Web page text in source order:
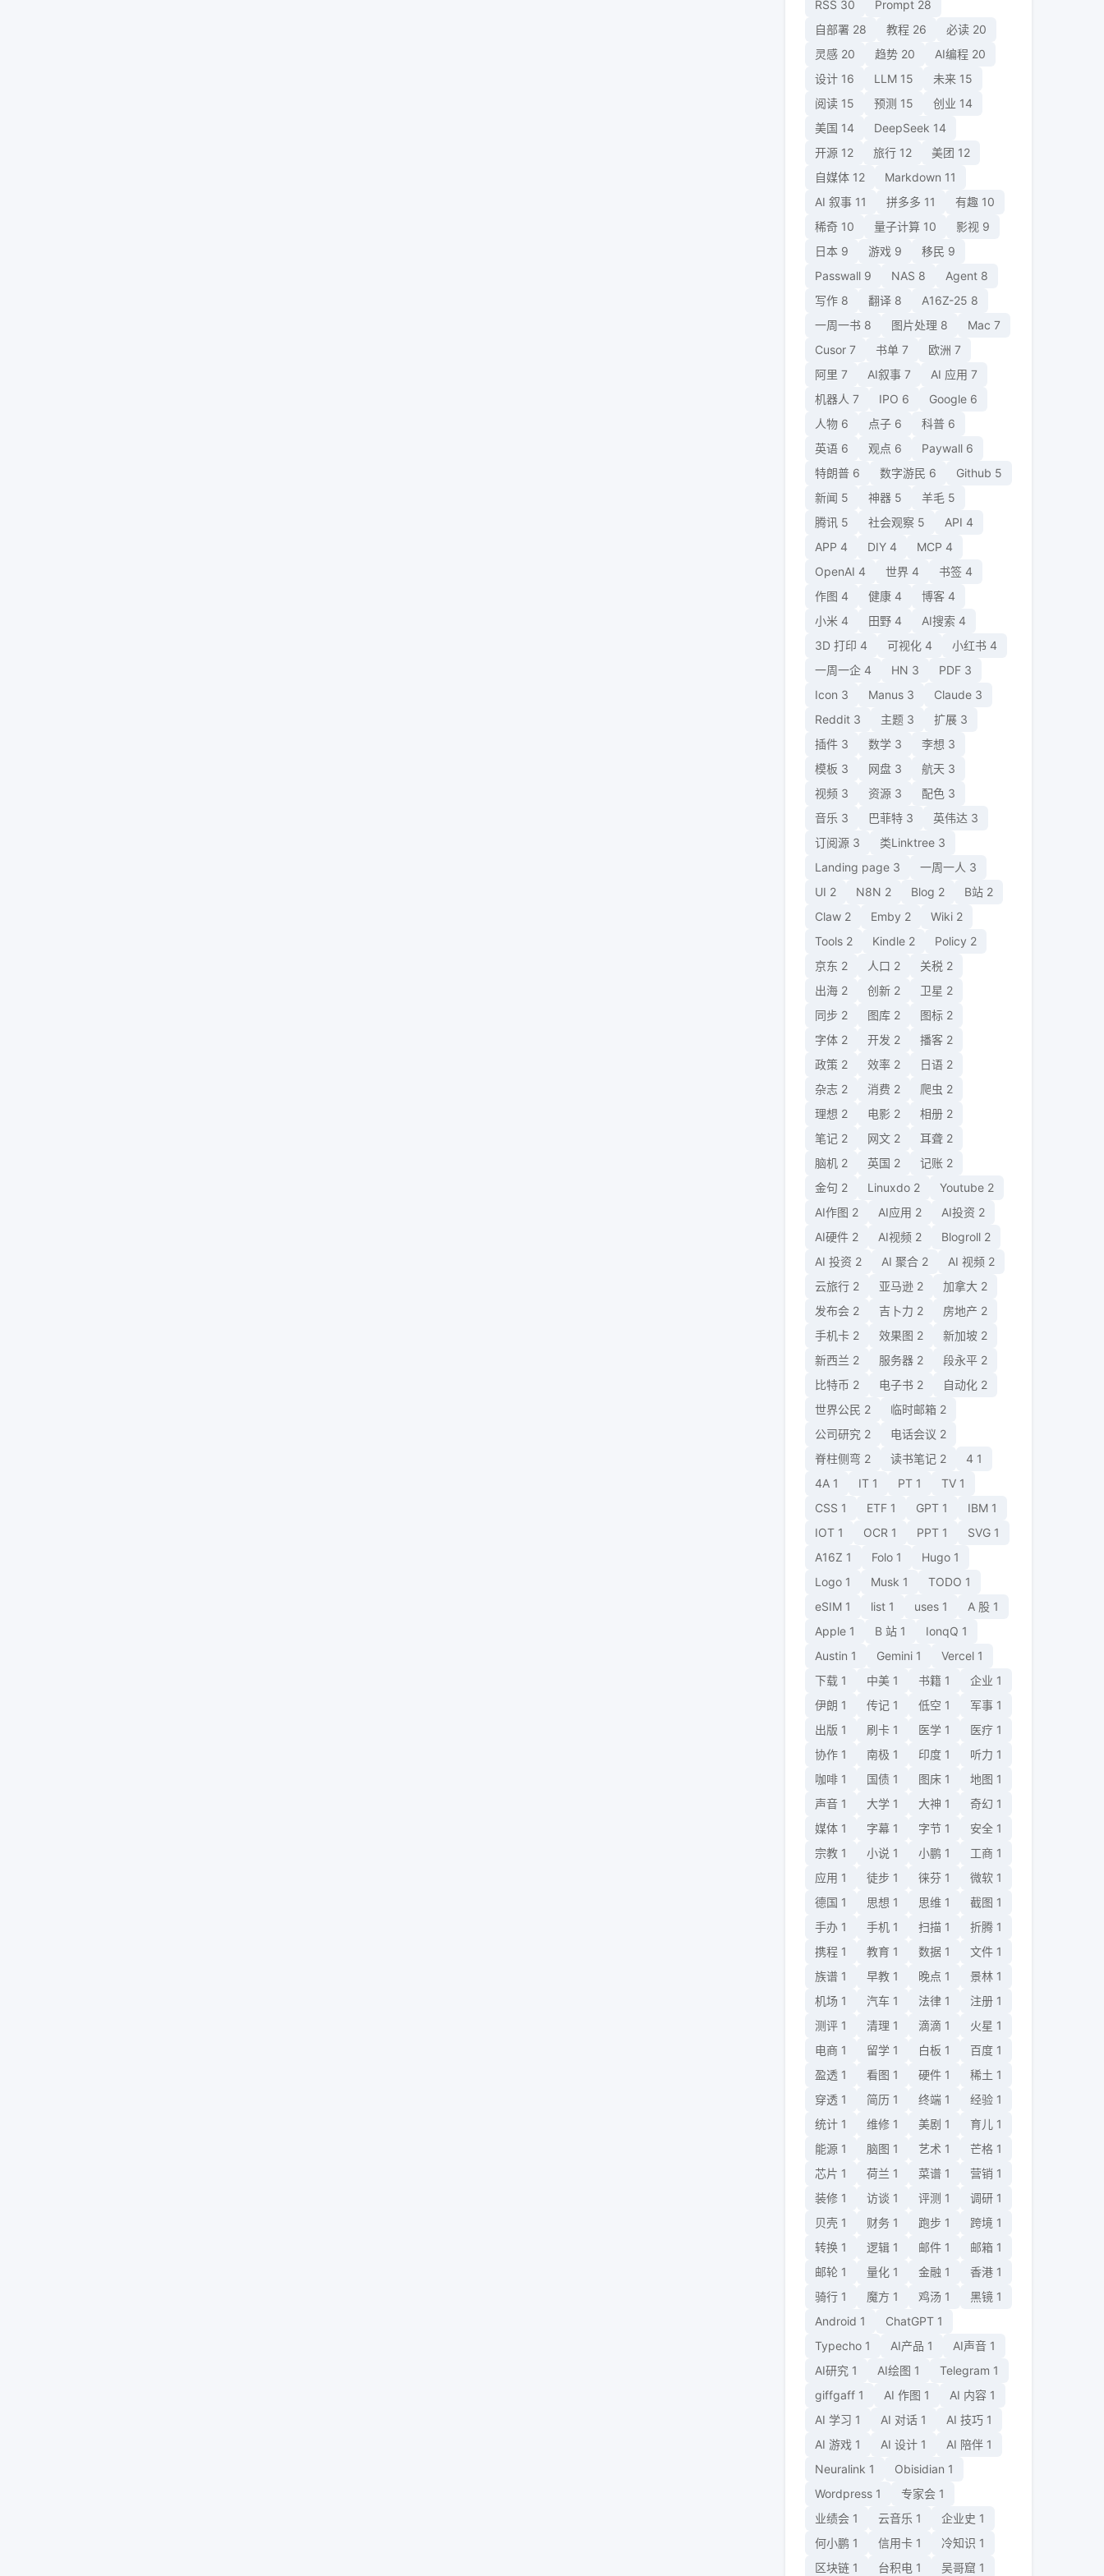
RSS 30 Prompt 28
自部署 28 教程 26 必读 20
灵感 20 趋势 20 AI编程 20
设计 16 LLM 15 未来 15
阅读 15 预测 15 创业 14
美国 14 DeepSeek 14
开源 12 旅行 12 美团 12
自媒体 12 Markdown 11
AI 叙事 11 拼多多 11 有趣 10
稀奇 10 量子计算 10 影视 9
日本 9 游戏 9 移民 9
Passwall 9 NAS 8 Agent 8
写作 8 翻译 8 A16Z-25 8
一周一书 8 图片处理 8 Mac 7
Cusor 7 书单 7 欧洲 7
阿里 7 AI叙事 7 AI 应用 7
机器人 7 IPO 6 Google 6
人物 6 点子 6 科普 6
英语 6 观点 6 Paywall 6
特朗普 6 数字游民 6 Github 5
新闻 5 神器 5 羊毛 5
腾讯 5 社会观察 5 API 4
APP 4 DIY 4 MCP 4
OpenAI 4 世界 4 书签 4
作图 4 健康 4 博客 4
小米 4 田野 4 AI搜索 4
3D 打印 4 可视化 4 小红书 4
一周一企 4 HN 3 PDF 3
Icon 3 Manus 3 Claude 3
Reddit 3 主题 3 扩展 3
插件 3 数学 3 李想 3
模板 3 网盘 3 航天 3
视频 3 资源 3 配色 3
音乐 3 巴菲特 3 英伟达 3
订阅源 3 类Linktree 3
Landing page 3 一周一人 3
UI 2 N8N 2 Blog 2 B站 2
Claw 2 Emby 2 Wiki 2
Tools 2 Kindle 2 Policy 2
京东 2 人口 2 关税 2
出海 2 创新 2 卫星 2
同步 2 图库 2 图标 2
字体 2 开发 2 播客 2
政策 2 效率 2 日语 2
杂志 2 消费 2 爬虫 2
理想 2 电影 2 相册 2
笔记 2 网文 2 耳聋 2
脑机 2 英国 2 记账 2
金句 2 Linuxdo 2 Youtube 2
AI作图 2 AI应用 2 AI投资 2
AI硬件 2 AI视频 2 Blogroll 2
AI 投资 2 AI 聚合 2 AI 视频 2
云旅行 2 亚马逊 2 加拿大 2
发布会 2 吉卜力 2 房地产 2
手机卡 2 效果图 2 新加坡 2
新西兰 2 服务器 2 段永平 2
比特币 2 电子书 2 自动化 2
世界公民 2 临时邮箱 2
公司研究 2 电话会议 2
脊柱侧弯 2 读书笔记 2 4 1
4A 1 IT 1 PT 1 TV 1
CSS 1 ETF 1 GPT 1 IBM 1
IOT 1 OCR 1 PPT 1 SVG 1
A16Z 1 Folo 1 Hugo 1
Logo 1 Musk 1 TODO 1
eSIM 1 list 1 uses 1 A 股 1
Apple 1 B 站 1 IonqQ 1
Austin 1 Gemini 1 Vercel 1
下载 1 中美 1 书籍 1 企业 1
伊朗 1 传记 1 低空 1 军事 1
出版 1 刷卡 1 医学 1 医疗 1
协作 1 南极 1 印度 1 听力 1
咖啡 1 国债 1 图床 1 地图 1
声音 1 大学 1 大神 1 奇幻 1
媒体 1 字幕 1 字节 1 安全 1
宗教 1 小说 1 小鹏 1 工商 1
应用 1 徒步 1 徕芬 1 微软 1
德国 1 思想 1 思维 1 截图 1
手办 1 手机 1 扫描 1 折腾 1
携程 1 教育 1 数据 1 文件 1
族谱 1 早教 1 晚点 1 景林 1
机场 1 汽车 1 法律 1 注册 1
测评 1 清理 1 滴滴 1 火星 1
电商 1 留学 1 白板 1 百度 1
盈透 1 看图 1 硬件 1 稀土 1
穿透 1 简历 1 终端 1 经验 1
统计 1 维修 1 美剧 1 育儿 1
能源 1 脑图 1 艺术 1 芒格 1
芯片 1 荷兰 1 菜谱 1 营销 1
装修 1 访谈 1 评测 1 调研 1
贝壳 1 财务 1 跑步 1 跨境 1
转换 1 逻辑 1 邮件 1 邮箱 1
邮轮 1 量化 1 金融 1 香港 1
骑行 1 魔方 1 鸡汤 1 黑镜 1
Android 1 ChatGPT 1
Typecho 1 AI产品 1 AI声音 1
AI研究 1 AI绘图 1 Telegram 1
giffgaff 1 AI 作图 1 AI 内容 1
AI 学习 1 AI 对话 1 AI 技巧 1
AI 游戏 1 AI 设计 1 AI 陪伴 1
Neuralink 1 Obisidian 1
Wordpress 1 专家会 1
业绩会 1 云音乐 1 企业史 1
何小鹏 1 信用卡 1 冷知识 1
区块链 1 台积电 1 吴哥窟 1